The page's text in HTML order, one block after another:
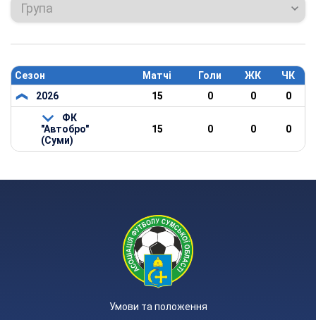
Група
Сезон Матчі Голи ЖК
ЧК
2026
15 0 0
0
ФК
"Автобро"
(Суми)
15 0 0 0
Умови та положення